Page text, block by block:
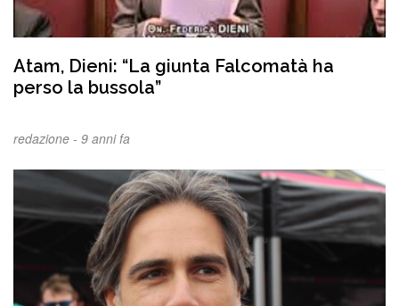
Atam, Dieni: “La giunta Falcomatà ha
perso la bussola”
redazione - 9 anni fa